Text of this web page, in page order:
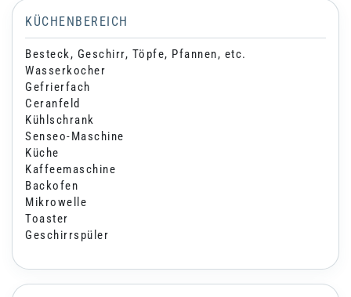
KÜCHENBEREICH
Besteck, Geschirr, Töpfe, Pfannen, etc.
Wasserkocher
Gefrierfach
Ceranfeld
Kühlschrank
Senseo-Maschine
Küche
Kaffeemaschine
Backofen
Mikrowelle
Toaster
Geschirrspüler